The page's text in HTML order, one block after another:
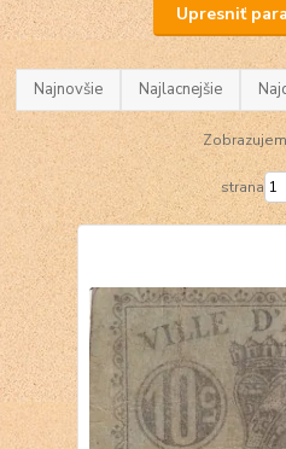
Upresniť
Najnovšie Najlacnejšie
strana